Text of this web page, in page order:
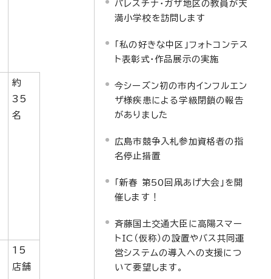
約
35
名
15
店舗
パレスチナ・ガザ地区の教員が天
満小学校を訪問します
「私の好きな中区」フォトコンテス
ト表彰式・作品展示の実施
今シーズン初の市内インフルエン
ザ様疾患による学級閉鎖の報告
がありました
広島市競争入札参加資格者の指
名停止措置
「新春 第50回凧あげ大会」を開
催します！
斉藤国土交通大臣に高陽スマー
トIC（仮称）の設置やバス共同運
営システムの導入への支援につ
いて要望します。